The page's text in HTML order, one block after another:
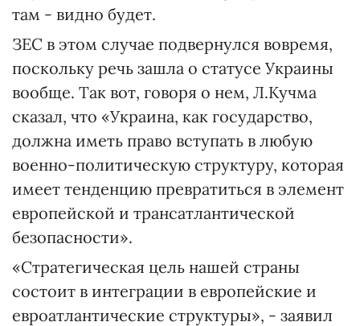
там - видно будет.
ЗЕС в этом случае подвернулся вовремя,
поскольку речь зашла о статусе Украины
вообще. Так вот, говоря о нем, Л.Кучма
сказал, что «Украина, как государство,
должна иметь право вступать в любую
военно-политическую структуру, которая
имеет тенденцию превратиться в элемент
европейской и трансатлантической
безопасности».
«Стратегическая цель нашей страны
состоит в интеграции в европейские и
евроатлантические структуры», - заявил